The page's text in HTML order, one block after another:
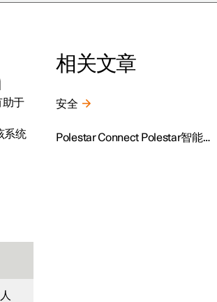
助于
系统
相关文章
安全
Polestar Connect Polestar智能互联提供的自动碰撞警报